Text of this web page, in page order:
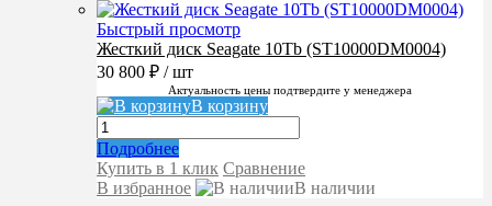
Быстрый просмотр
Жесткий диск Seagate 10Tb (ST10000DM0004)
30 800 ₽ / шт
Актуальность цены подтвердите у менеджера
В корзину
Подробнее
Купить в 1 клик Сравнение
В избранное
В наличии